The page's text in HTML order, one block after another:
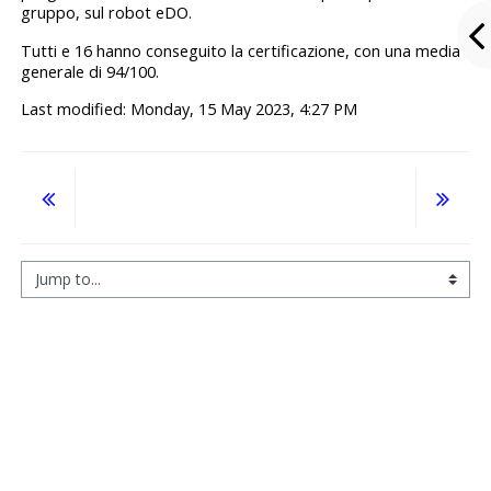
gruppo, sul robot eDO.
Tutti e 16 hanno conseguito la certificazione, con una media
generale di 94/100.
Last modified: Monday, 15 May 2023, 4:27 PM
Jump to...